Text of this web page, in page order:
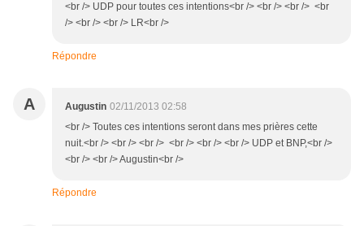
<br /> UDP pour toutes ces intentions<br /> <br /> <br /> <br
/> <br /> <br /> LR<br />
Répondre
A Augustin 02/11/2013 02:58
<br /> Toutes ces intentions seront dans mes prières cette
nuit.<br /> <br /> <br /> <br /> <br /> <br /> UDP et BNP,<br />
<br /> <br /> Augustin<br />
Répondre